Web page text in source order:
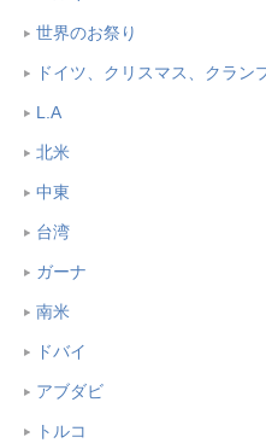
世界のお祭り
ドイツ、クリスマス、クラン
L.A
北米
中東
台湾
ガーナ
南米
ドバイ
アブダビ
トルコ